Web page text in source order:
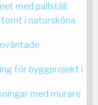
med pallställ
i natursköna
för byggprojekt i
med murare